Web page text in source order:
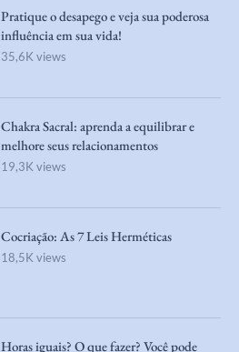
Pratique o desapego e veja sua poderosa
influência em sua vida!
35,6K views
Chakra Sacral: aprenda a equilibrar e
melhore seus relacionamentos
19,3K views
Cocriação: As 7 Leis Herméticas
18,5K views
Horas iguais? O que fazer? Você pode